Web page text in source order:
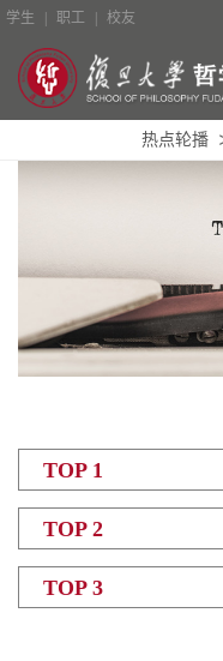
学生 职工 校友
热点轮播
TOP 1
TOP 2
TOP 3